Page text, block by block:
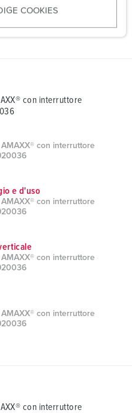
COOKIES
con interruttore
con interruttore
e d'uso
con interruttore
con interruttore
con interruttore
con interruttore